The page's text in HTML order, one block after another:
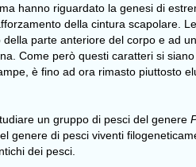
hanno riguardato la genesi di
della cintura scapolare.
parte anteriore del corpo e ad
Come però questi caratteri si
è fino ad ora rimasto piuttosto
un gruppo di pesci del genere
di pesci viventi
dei pesci.